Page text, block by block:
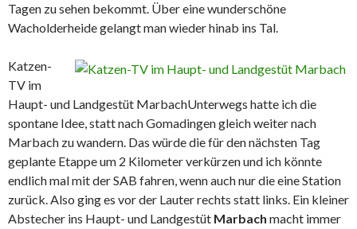
Tagen zu sehen bekommt. Über eine wunderschöne
Wacholderheide gelangt man wieder hinab ins Tal.
Katzen-
TV im
Haupt- und Landgestüt MarbachUnterwegs hatte ich die
spontane Idee, statt nach Gomadingen gleich weiter nach
Marbach zu wandern. Das würde die für den nächsten Tag
geplante Etappe um 2 Kilometer verkürzen und ich könnte
endlich mal mit der SAB fahren, wenn auch nur die eine Station
zurück. Also ging es vor der Lauter rechts statt links. Ein kleiner
Abstecher ins Haupt- und Landgestüt Marbach macht immer